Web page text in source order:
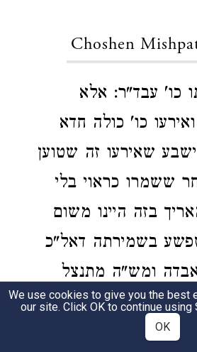
Choshen
כו' עבד"ר: אלא
כו' כולה חדא
שאירעו זה שטוען
ששמרו כראוי בלי
בזה היינו משום
בשמירתה דאל"כ
ומש"ה מתנצל
כראוי ואירעו זה
ושלא שלח בה יד שאם
We use cookies to give you the best
our site. Click OK to continue using
OK